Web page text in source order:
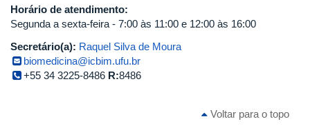
Horário de atendimento:
Segunda a sexta-feira - 7:00 às 11:00 e 12:00 às 16:00
Secretário(a): Raquel Silva de Moura
biomedicina@icbim.ufu.br
+55 34 3225-8486 R:8486
Voltar para o topo